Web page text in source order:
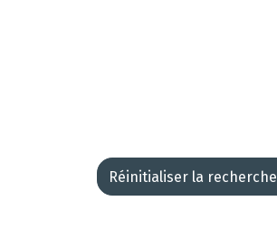
Réinitialiser la recherche